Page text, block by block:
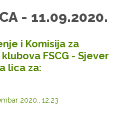
- 11.09.2020.
i Komisija za
FSCG - Sjever
lica za:
2020., 12:23